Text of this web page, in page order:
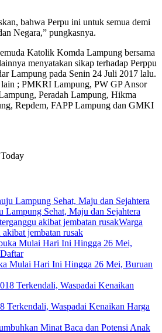
bahwa Perpu ini untuk semua demi
Negara,” pungkasnya.
Katolik Komda Lampung bersama
menyatakan sikap terhadap Perppu
Lampung pada Senin 24 Juli 2017 lalu.
lain ; PMKRI Lampung, PW GP Ansor
Peradah Lampung, Hikma
Repdem, FAPP Lampung dan GMKI
Sehat, Maju dan Sejahtera
Warga
jembatan rusak
Mulai Hari Ini Hingga 26 Mei, Buruan
Terkendali, Waspadai Kenaikan Harga